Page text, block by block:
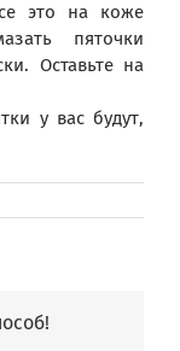
это на коже
пяточки
Оставьте на
у вас будут,